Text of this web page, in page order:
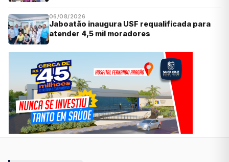
06/08/2026
Jaboatão inaugura USF requalificada para
atender 4,5 mil moradores